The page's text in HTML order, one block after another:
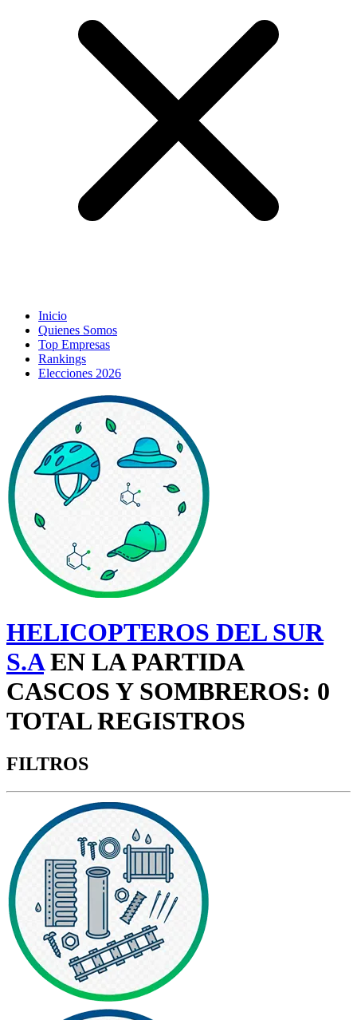
Inicio
Quienes Somos
Top Empresas
Rankings
Elecciones 2026
HELICOPTEROS DEL SUR
S.AEN LA PARTIDA
CASCOS Y SOMBREROS: 0
TOTAL REGISTROS
FILTROS